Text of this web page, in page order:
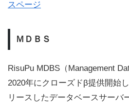
スページ
ＭＤＢＳ
RisuPu MDBS（Management
2020年にクローズドβ提供開始
リースしたデータベースサーバ